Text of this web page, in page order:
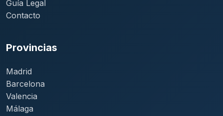
Guía Legal
Contacto
Provincias
Madrid
Barcelona
Valencia
Málaga